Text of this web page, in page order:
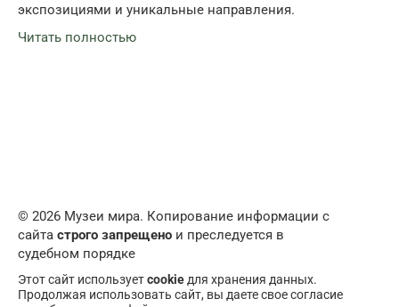
экспозициями и уникальные направления.
Читать полностью
© 2026 Музеи мира. Копирование информации с
сайта строго запрещено и преследуется в
судебном порядке
Этот сайт используетcookie для хранения данных.
Продолжая использовать сайт, вы даете свое согласие